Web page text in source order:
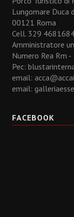
Lungomare Duca
00121 Roma
Cell. 329
Amministratore
Numero Rea Rm
Pec:
email:
email:
FACEBOOK